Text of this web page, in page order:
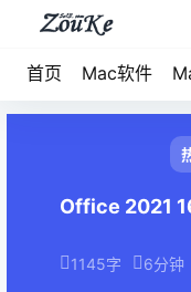
首页 Mac软件
Office 2021
1145字 6分钟